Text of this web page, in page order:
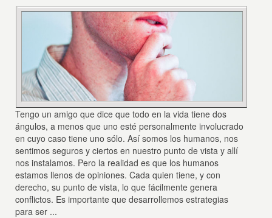
Tengo un amigo que dice que todo en la vida tiene dos
ángulos, a menos que uno esté personalmente involucrado
en cuyo caso tiene uno sólo. Así somos los humanos, nos
sentimos seguros y ciertos en nuestro punto de vista y allí
nos instalamos. Pero la realidad es que los humanos
estamos llenos de opiniones. Cada quien tiene, y con
derecho, su punto de vista, lo que fácilmente genera
conflictos. Es importante que desarrollemos estrategias
para ser ...